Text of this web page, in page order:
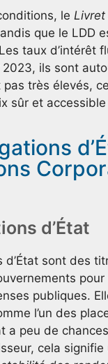
le Livret
que le LDD
taux d’intérêt
ils sont
pas très élevés,
sûr et
d’État
d’État sont des
publiques.
l’un des
a peu de
cela signifie